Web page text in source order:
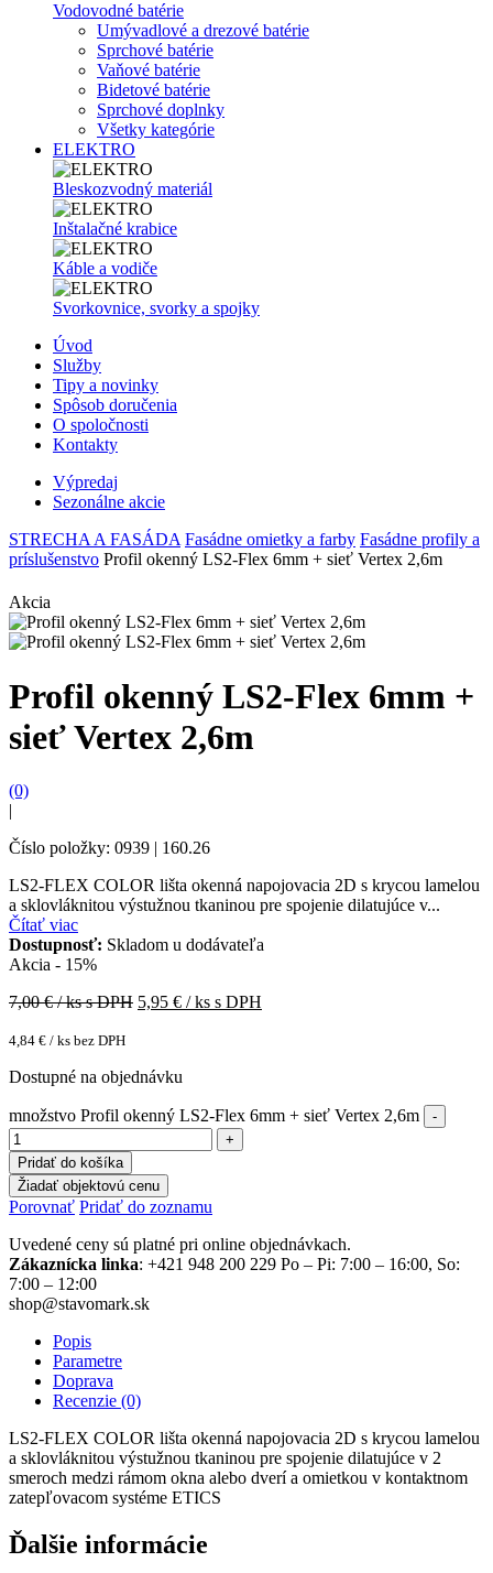
Vodovodné batérie
Umývadlové a drezové batérie
Sprchové batérie
Vaňové batérie
Bidetové batérie
Sprchové doplnky
Všetky kategórie
ELEKTRO
Bleskozvodný materiál
Inštalačné krabice
Káble a vodiče
Svorkovnice, svorky a spojky
Úvod
Služby
Tipy a novinky
Spôsob doručenia
O spoločnosti
Kontakty
Výpredaj
Sezonálne akcie
STRECHA A FASÁDA Fasádne omietky a farby Fasádne profily a
príslušenstvo Profil okenný LS2-Flex 6mm + sieť Vertex 2,6m
Akcia
Profil okenný LS2-Flex 6mm +
sieť Vertex 2,6m
(0)
|
Číslo položky: 0939 | 160.26
LS2-FLEX COLOR lišta okenná napojovacia 2D s krycou lamelou
a sklovláknitou výstužnou tkaninou pre spojenie dilatujúce v...
Čítať viac
Dostupnosť: Skladom u dodávateľa
Akcia - 15%
7,00€ / ks s DPH 5,95 € / ks s DPH
4,84 € / ks bez DPH
Dostupné na objednávku
množstvo Profil okenný LS2-Flex 6mm + sieť Vertex 2,6m
Pridať do košíka
Žiadať objektovú cenu
Porovnať Pridať do zoznamu
Uvedené ceny sú platné pri online objednávkach.
Zákaznícka linka: +421 948 200 229 Po – Pi: 7:00 – 16:00, So:
7:00 – 12:00
shop@stavomark.sk
Popis
Parametre
Doprava
Recenzie (0)
LS2-FLEX COLOR lišta okenná napojovacia 2D s krycou lamelou
a sklovláknitou výstužnou tkaninou pre spojenie dilatujúce v 2
smeroch medzi rámom okna alebo dverí a omietkou v kontaktnom
zatepľovacom systéme ETICS
Ďalšie informácie